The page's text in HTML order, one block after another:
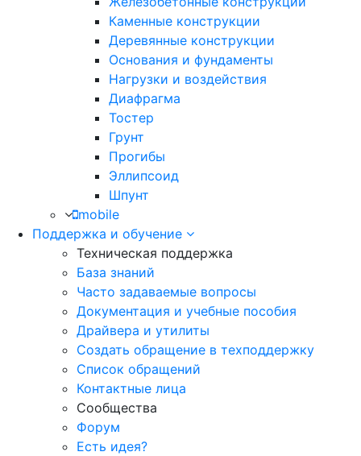
Каменные конструкции
Деревянные конструкции
Основания и фундаменты
Нагрузки и воздействия
Диафрагма
Тостер
Грунт
Прогибы
Эллипсоид
Шпунт
mobile
Поддержка и обучение
Техническая поддержка
База знаний
Часто задаваемые вопросы
Документация и учебные пособия
Драйвера и утилиты
Создать обращение в техподдержку
Список обращений
Контактные лица
Сообщества
Форум
Есть идея?